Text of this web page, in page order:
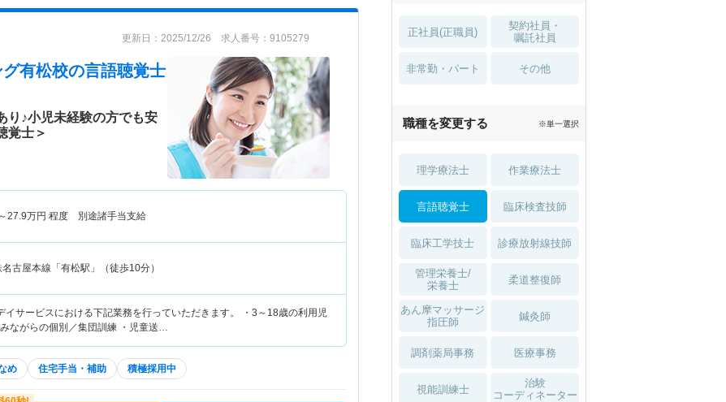
更新日：2025/12/26 求人番号：9105279
有松校の言語聴覚士
り♪小児未経験の方でも安
覚士＞
27.9万円 程度 別途諸手当支給
古屋本線「有松駅」（徒歩10分）
イサービスにおける下記業務を行っていただきます。 ・3～18歳の利用児
ながらの個別／集団訓練 ・児童送…
め 住宅手当・補助 積極採用中
正社員(正職員)
契約社員・
嘱託社員
非常勤・パート その他
職種を変更する ※単一選択
理学療法士 作業療法士
言語聴覚士 臨床検査技師
臨床工学技士 診療放射線技師
管理栄養士/
栄養士
柔道整復師
あん摩マッサージ
指圧師
鍼灸師
調剤薬局事務 医療事務
視能訓練士
治験
コーディネーター